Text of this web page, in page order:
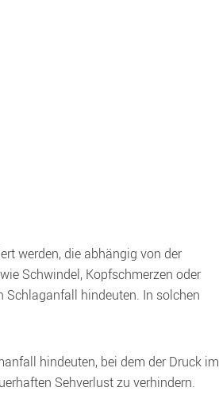
werden, die abhängig von der
Schwindel, Kopfschmerzen oder
Schlaganfall hindeuten. In solchen
hindeuten, bei dem der Druck im
Sehverlust zu verhindern.